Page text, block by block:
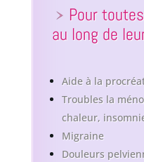
Pour
au long de
Aide à la
Troubles la
chaleur,
Migraine
Douleurs